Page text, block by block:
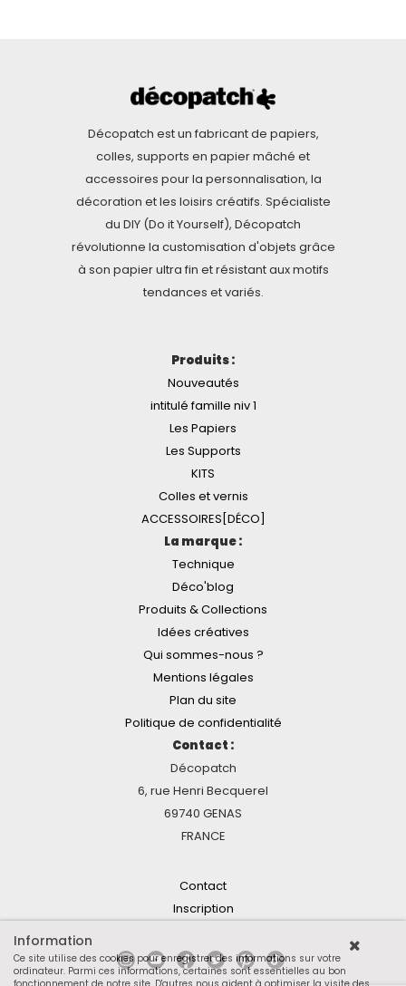
Décopatch est un fabricant de papiers,
colles, supports en papier mâché et
accessoires pour la personnalisation, la
décoration et les loisirs créatifs. Spécialiste
du DIY (Do it Yourself), Décopatch
révolutionne la customisation d'objets grâce
à son papier ultra fin et résistant aux motifs
tendances et variés.
Produits :
Nouveautés
intitulé famille niv 1
Les Papiers
Les Supports
KITS
Colles et vernis
ACCESSOIRES[DÉCO]
La marque :
Technique
Déco'blog
Produits & Collections
Idées créatives
Qui sommes-nous ?
Mentions légales
Plan du site
Politique de confidentialité
Contact :
Décopatch
6, rue Henri Becquerel
69740 GENAS
FRANCE
Contact
Inscription
Information
Ce site utilise des cookies pour enregistrer des informations sur votre
ordinateur. Parmi ces informations, certaines sont essentielles au bon